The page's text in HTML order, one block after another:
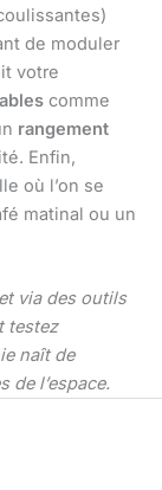
de moduler
votre
comme
rangement
Enfin,
où l’on se
matinal ou un
via des outils
testez
naît de
de l’espace.